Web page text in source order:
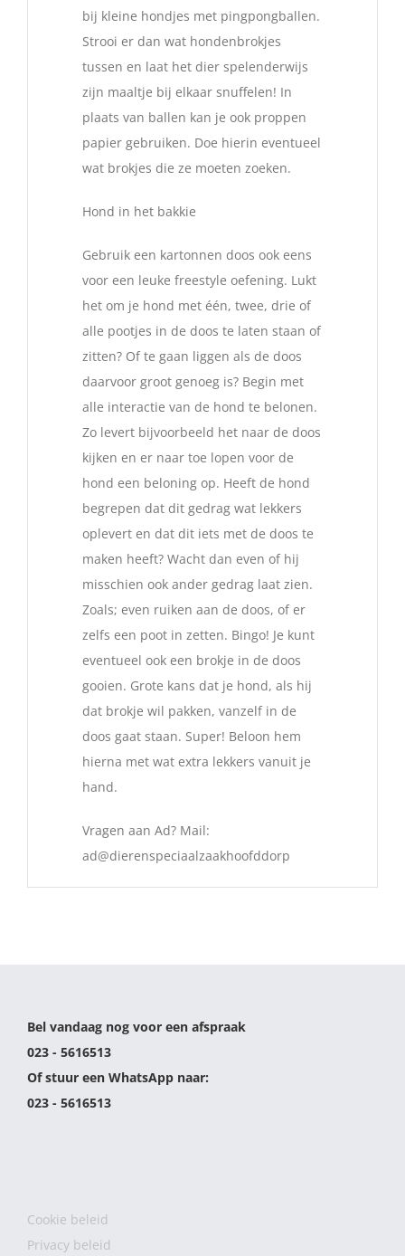
bij kleine hondjes met pingpongballen.
Strooi er dan wat hondenbrokjes
tussen en laat het dier spelenderwijs
zijn maaltje bij elkaar snuffelen! In
plaats van ballen kan je ook proppen
papier gebruiken. Doe hierin eventueel
wat brokjes die ze moeten zoeken.
Hond in het bakkie
Gebruik een kartonnen doos ook eens
voor een leuke freestyle oefening. Lukt
het om je hond met één, twee, drie of
alle pootjes in de doos te laten staan of
zitten? Of te gaan liggen als de doos
daarvoor groot genoeg is? Begin met
alle interactie van de hond te belonen.
Zo levert bijvoorbeeld het naar de doos
kijken en er naar toe lopen voor de
hond een beloning op. Heeft de hond
begrepen dat dit gedrag wat lekkers
oplevert en dat dit iets met de doos te
maken heeft? Wacht dan even of hij
misschien ook ander gedrag laat zien.
Zoals; even ruiken aan de doos, of er
zelfs een poot in zetten. Bingo! Je kunt
eventueel ook een brokje in de doos
gooien. Grote kans dat je hond, als hij
dat brokje wil pakken, vanzelf in de
doos gaat staan. Super! Beloon hem
hierna met wat extra lekkers vanuit je
hand.
Vragen aan Ad? Mail:
ad@dierenspeciaalzaakhoofddorp
Bel vandaag nog voor een afspraak
023 - 5616513
Of stuur een WhatsApp naar:
023 - 5616513
Cookie beleid
Privacy beleid